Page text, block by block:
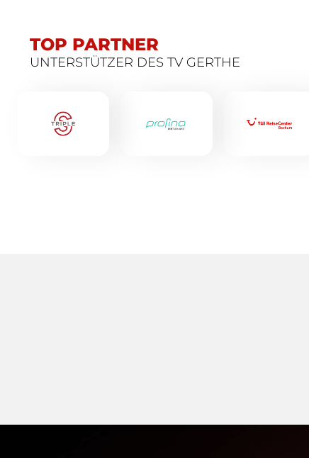
TOP PARTNER
UNTERSTÜTZER DES TV GERTHE